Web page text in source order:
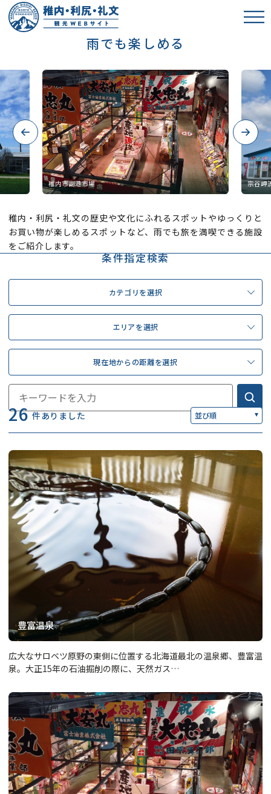
雨でも楽しめる
稚内・利尻・礼文の歴史や文化にふれるスポットやゆっくりと
お買い物が楽しめるスポットなど、雨でも旅を満喫できる施設
をご紹介します。
Previous Next
条件指定検索
カテゴリを選択
エリアを選択
現在地からの距離を選択
26 件ありました 並び順
豊富温泉
広大なサロベツ原野の東側に位置する北海道最北の温泉郷、豊富温
泉。大正15年の石油掘削の際に、天然ガス…